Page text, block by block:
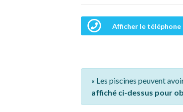
Afficher le téléphone
« Les piscines peuvent
affiché ci-dessus pour